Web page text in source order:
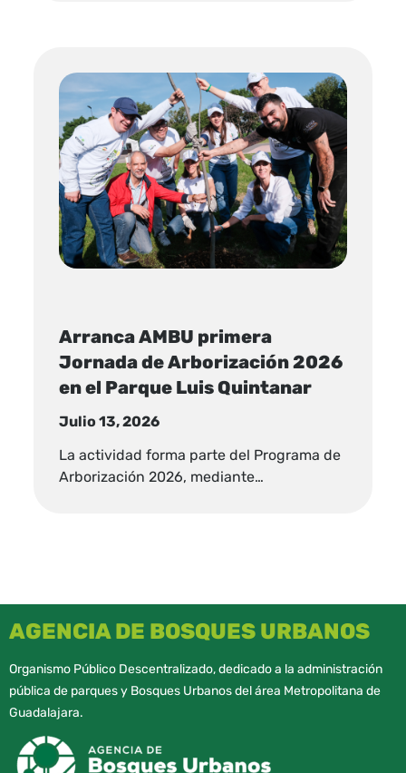
Arranca AMBU primera
Jornada de Arborización 2026
en el Parque Luis Quintanar
Julio 13, 2026
La actividad forma parte del Programa de
Arborización 2026, mediante…
AGENCIA DE BOSQUES URBANOS
Organismo Público Descentralizado, dedicado a la administración
pública de parques y Bosques Urbanos del área Metropolitana de
Guadalajara.